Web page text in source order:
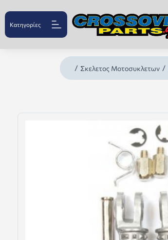
Κατηγορίες
Σκελετος Μοτοσυκλετων